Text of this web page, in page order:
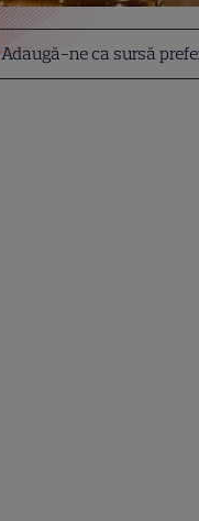
Adaugă-ne ca sursă